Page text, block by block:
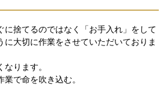
に捨てるのではなく「お手入れ」をして
に大切に作業をさせていただいておりま
ります。
で命を吹き込む。